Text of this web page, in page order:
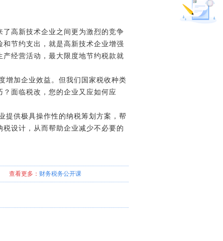
高新技术企业之间更为激烈的竞争
节约支出，就是高新技术企业增强
经营活动，最大限度地节约税款就
加企业效益。但我们国家税收种类
面临税改，您的企业又应如何应
供极具操作性的纳税筹划方案，帮
设计，从而帮助企业减少不必要的
查看更多： 财务税务公开课